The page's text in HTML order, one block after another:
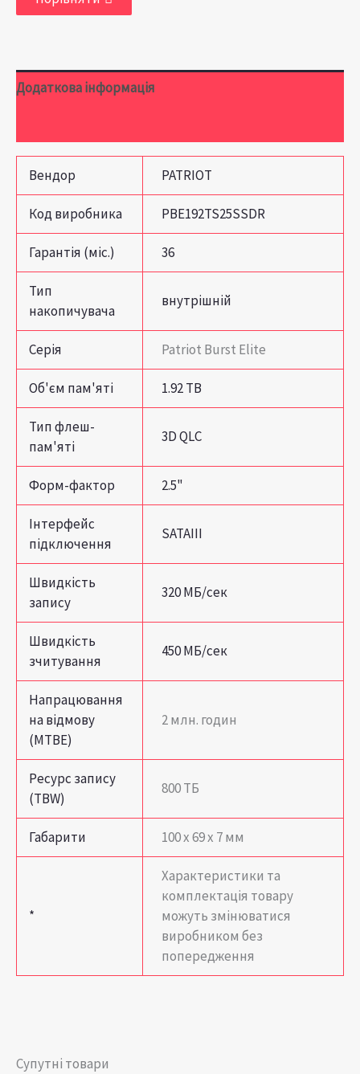
Додаткова інформація
Вендор PATRIOT
Код виробника PBE192TS25SSDR
Гарантія (міс.) 36
Тип
накопичувача
внутрішній
Серія Patriot Burst Elite
Об'єм пам'яті 1.92 TB
Тип флеш-
пам'яті
3D QLC
Форм-фактор 2.5"
Інтерфейс
підключення
SATAIII
Швидкість
запису
320 МБ/сек
Швидкість
зчитування
450 МБ/сек
Напрацювання
на відмову
(MTBE)
2 млн. годин
Ресурс запису
(TBW)
800 ТБ
Габарити 100 х 69 х 7 мм
*
Характеристики та
комплектація товару
можуть змінюватися
виробником без
попередження
Супутні товари